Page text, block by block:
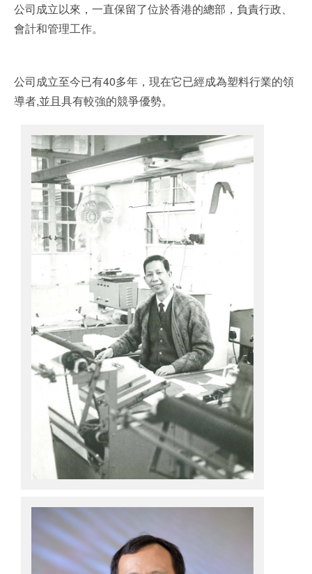
公司成立以來，一直保留了位於香港的總部，負責行政、
會計和管理工作。
公司成立至今已有40多年，現在它已經成為塑料行業的領
導者,並且具有較強的競爭優勢。